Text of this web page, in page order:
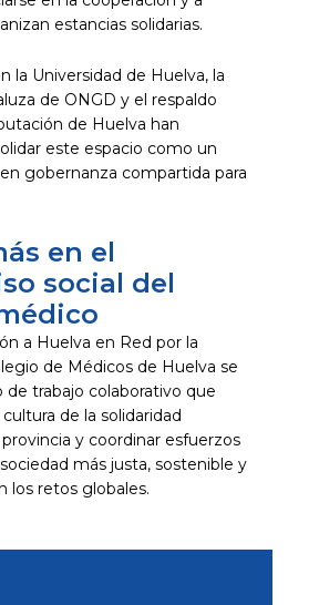
estancias solidarias.
la Universidad de Huelva, la
de ONGD y el respaldo
de Huelva han
este espacio como un
gobernanza compartida para
en el
social del
a Huelva en Red por la
de Médicos de Huelva se
trabajo colaborativo que
de la solidaridad
y coordinar esfuerzos
más justa, sostenible y
los retos globales.